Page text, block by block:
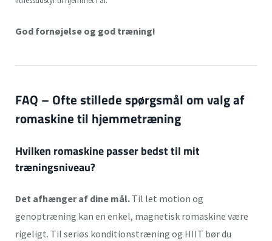
God fornøjelse og god træning!
FAQ – Ofte stillede spørgsmål om valg af
romaskine til hjemmetræning
Hvilken romaskine passer bedst til mit
træningsniveau?
Det afhænger af dine mål. Til let motion og
genoptræning kan en enkel, magnetisk romaskine være
rigeligt. Til seriøs konditionstræning og HIIT bør du